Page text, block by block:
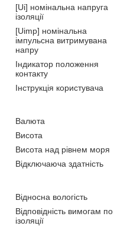
[Ui] номінальна напруга
ізоляції
[Uimp] номінальна
імпульсна витримувана
напру
Індикатор положення
контакту
Інструкція користувача
Валюта
Висота
Висота над рівнем моря
Відключаюча здатність
Відносна вологість
Відповідність вимогам по
ізоляції